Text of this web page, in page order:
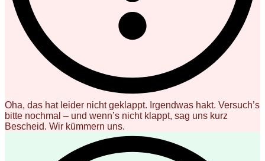
Oha, das hat leider nicht geklappt. Irgendwas hakt. Versuch’s
bitte nochmal – und wenn’s nicht klappt, sag uns kurz
Bescheid. Wir kümmern uns.